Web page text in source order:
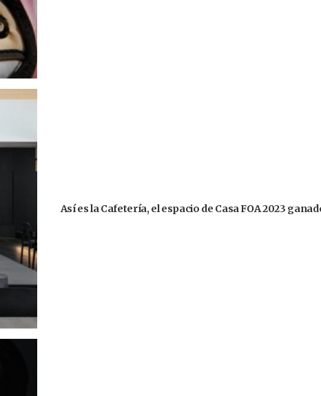
Así es la Cafetería, el espacio de Casa FOA 2023